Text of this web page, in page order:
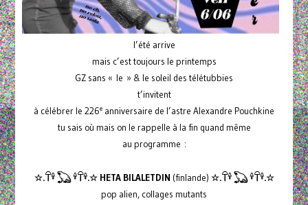
l’été arrive
mais c’est toujours le printemps
GZ sans « le » & le soleil des télétubbies
t’invitent
à célébrer le 226e anniversaire de l’astre Alexandre Pouchkine
tu sais où mais on le rappelle à la fin quand même
au programme :
☆.𓋼𓍊 𓆏 𓍊𓋼𓍊.☆ HETA BILALETDIN (finlande) ☆.𓋼𓍊 𓆏 𓍊𓋼𓍊.☆
pop alien, collages mutants